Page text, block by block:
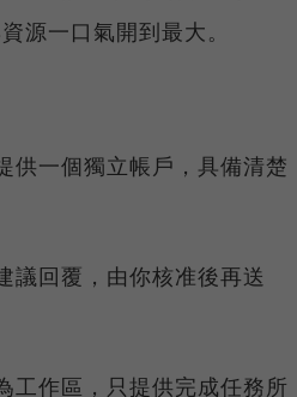
源一口氣開到最大。
供一個獨立帳戶，具備清楚
議回覆，由你核准後再送
工作區，只提供完成任務所